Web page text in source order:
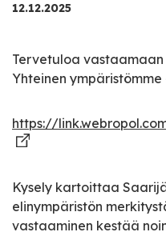
12.12.2025
Tervetuloa
Yhteinen
https://
Kysely kartoittaa
elinympäristön
vastaaminen kestää